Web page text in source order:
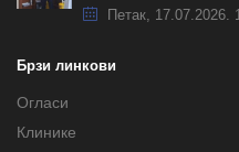
Петак, 17.07.2026.
Брзи линкови
Огласи
Клинике